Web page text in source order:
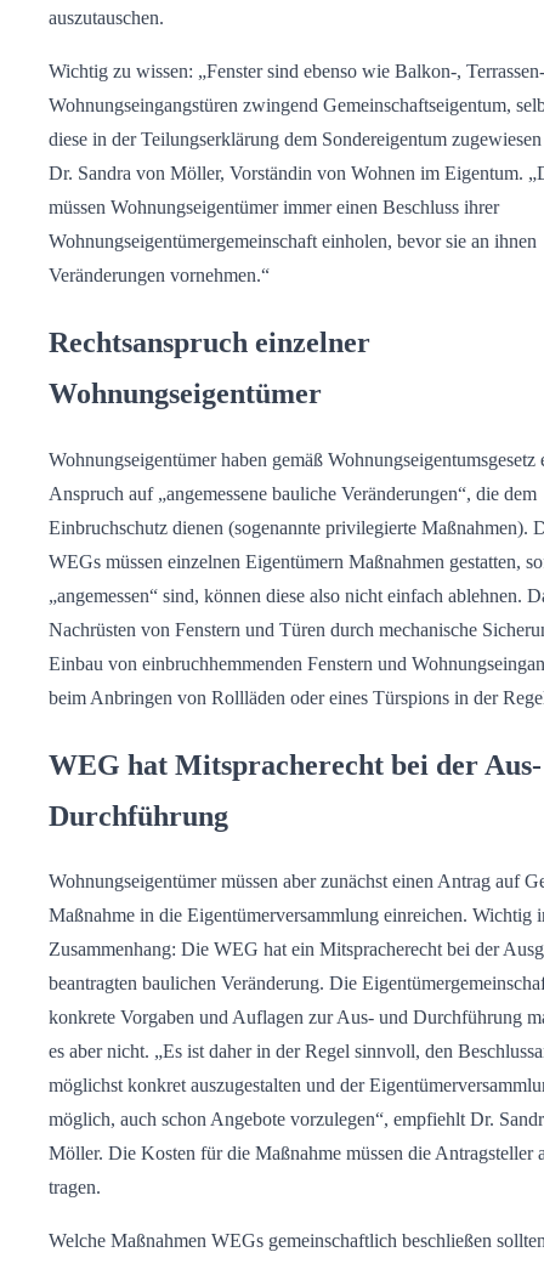
auszutauschen.
Wichtig zu wissen: „Fenster sind ebenso wie Balkon-,
Wohnungseingangstüren zwingend Gemeinschaftseigentum,
diese in der Teilungserklärung dem Sondereigentum
Dr. Sandra von Möller, Vorständin von Wohnen im Eigentum.
müssen Wohnungseigentümer immer einen Beschluss ihrer
Wohnungseigentümergemeinschaft einholen, bevor sie an ihnen
Veränderungen vornehmen.“
Rechtsanspruch einzelner
Wohnungseigentümer
Wohnungseigentümer haben gemäß Wohnungseigentumsgesetz
Anspruch auf „angemessene bauliche Veränderungen“, die dem
Einbruchschutz dienen (sogenannte privilegierte Maßnahmen).
WEGs müssen einzelnen Eigentümern Maßnahmen gestatten,
„angemessen“ sind, können diese also nicht einfach ablehnen.
Nachrüsten von Fenstern und Türen durch mechanische
Einbau von einbruchhemmenden Fenstern und
beim Anbringen von Rollläden oder eines Türspions in der
WEG hat Mitspracherecht bei der
Durchführung
Wohnungseigentümer müssen aber zunächst einen Antrag auf
Maßnahme in die Eigentümerversammlung einreichen. Wichtig
Zusammenhang: Die WEG hat ein Mitspracherecht bei der
beantragten baulichen Veränderung. Die
konkrete Vorgaben und Auflagen zur Aus- und Durchführung
es aber nicht. „Es ist daher in der Regel sinnvoll, den
möglichst konkret auszugestalten und der
möglich, auch schon Angebote vorzulegen“, empfiehlt Dr.
Möller. Die Kosten für die Maßnahme müssen die Antragsteller
tragen.
Welche Maßnahmen WEGs gemeinschaftlich beschließen